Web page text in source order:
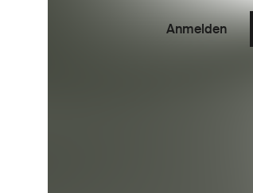
Anmelden